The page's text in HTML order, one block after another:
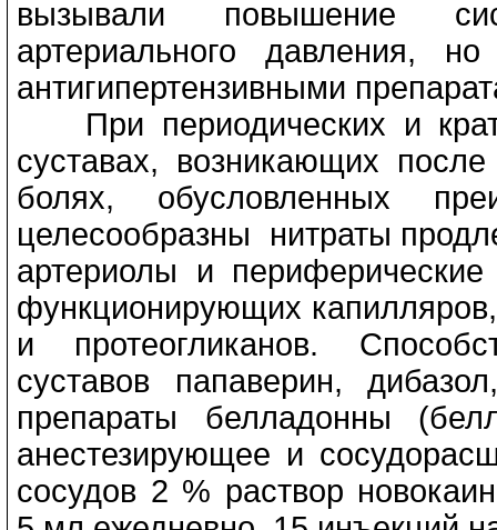
вызывали повышение
артериального давления,
антигипертензивными
При периодических и
суставах, возникающих после
болях, обусловленных
целесообразны нитраты
артериолы и
функционирующих капилляров,
и протеогликанов.
суставов папаверин,
препараты белладонны
анестезирующее и
сосудов 2 % раствор